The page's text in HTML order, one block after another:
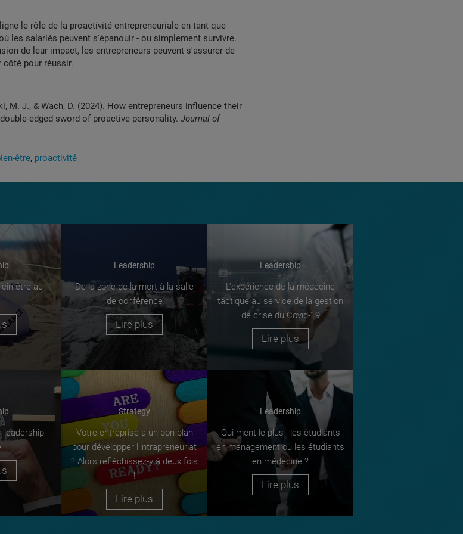
le rôle de la proactivité entrepreneuriale en tant que
les salariés peuvent s'épanouir - ou simplement survivre.
de leur impact, les entrepreneurs peuvent s'assurer de
pour réussir.
M. J., & Wach, D. (2024). How entrepreneurs influence their
edged sword of proactive personality. Journal of
être proactivité
être au
Leadership
De la zone de la mort à la salle
de conférence
Lire plus
Leadership
L’expérience de la médecine
tactique au service de la gestion
de crise du Covid-19
Lire plus
leadership
Strategy
Votre entreprise a un bon plan
pour développer l’intrapreneuriat
? Alors réfléchissez-y à deux fois
!
Lire plus
Leadership
Qui ment le plus : les étudiants
en management ou les étudiants
en médecine ?
Lire plus